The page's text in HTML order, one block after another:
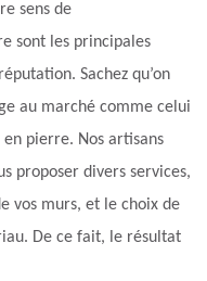
sens de
sont les principales
Sachez qu’on
au marché comme celui
pierre. Nos artisans
proposer divers services,
vos murs, et le choix de
De ce fait, le résultat